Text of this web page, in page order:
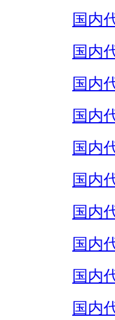
国内
国内
国内
国内
国内
国内
国内
国内
国内
国内